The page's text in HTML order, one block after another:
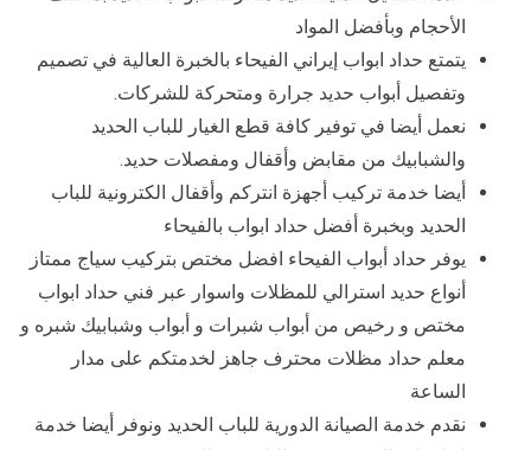
الأحجام وبأفضل المواد
يتمتع حداد ابواب إيراني الفيحاء بالخبرة العالية في تصميم
وتفصيل أبواب حديد جرارة ومتحركة للشركات.
نعمل أيضا في توفير كافة قطع الغيار للباب الحديد
والشبابيك من مقابض وأقفال ومفصلات حديد.
أيضا خدمة تركيب أجهزة انتركم وأقفال الكترونية للباب
الحديد وبخبرة أفضل حداد ابواب بالفيحاء
يوفر حداد أبواب الفيحاء افضل مختص بتركيب سياج ممتاز
أنواع حديد استرالي للمظلات واسوار عبر فني حداد ابواب
مختص و رخيص من أبواب شبرات و أبواب وشبابيك شبره و
معلم حداد مظلات محترف جاهز لخدمتكم على مدار
الساعة
نقدم خدمة الصيانة الدورية للباب الحديد ونوفر أيضا خدمة